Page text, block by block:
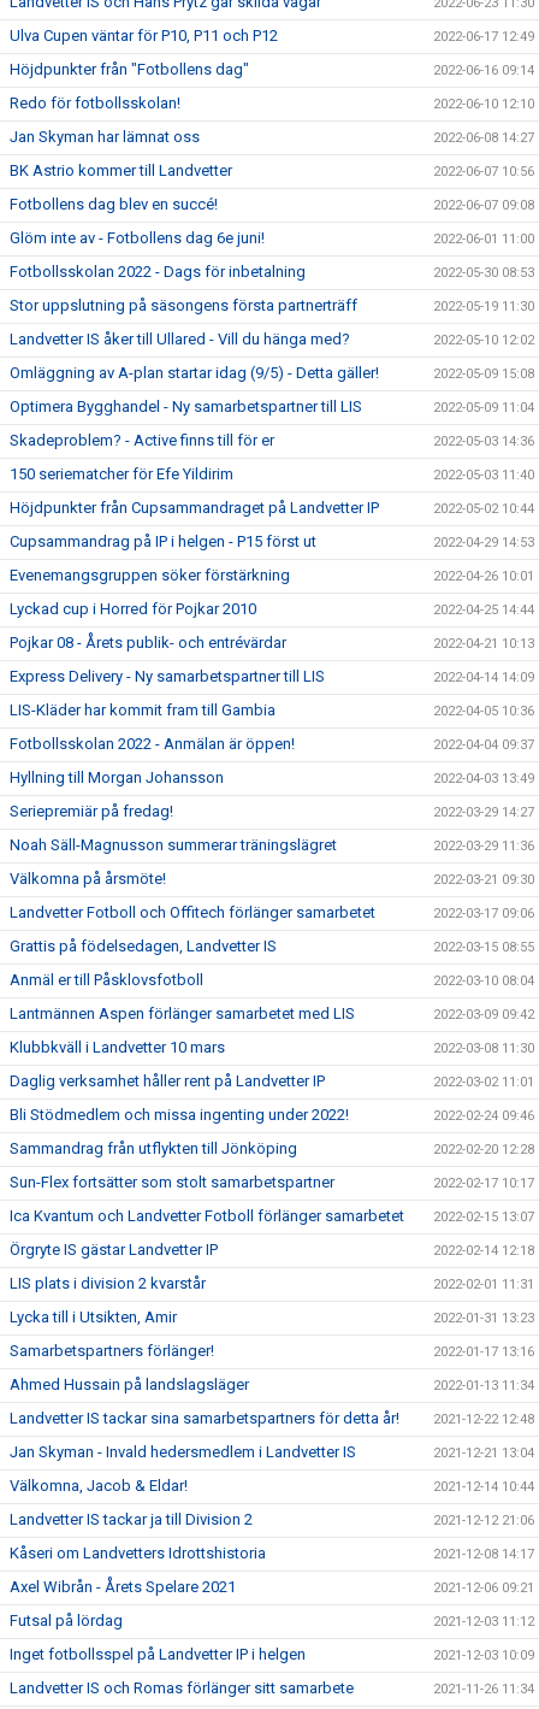
2022-06-23 11:30
Ulva Cupen väntar för P10, P11 och P12 2022-06-17 12:49
Höjdpunkter från "Fotbollens dag" 2022-06-16 09:14
Redo för fotbollsskolan! 2022-06-10 12:10
Jan Skyman har lämnat oss 2022-06-08 14:27
BK Astrio kommer till Landvetter 2022-06-07 10:56
Fotbollens dag blev en succé! 2022-06-07 09:08
Glöm inte av - Fotbollens dag 6e juni! 2022-06-01 11:00
Fotbollsskolan 2022 - Dags för inbetalning 2022-05-30 08:53
Stor uppslutning på säsongens första partnerträff 2022-05-19 11:30
Landvetter IS åker till Ullared - Vill du hänga med? 2022-05-10 12:02
Omläggning av A-plan startar idag (9/5) - Detta gäller! 2022-05-09 15:08
Optimera Bygghandel - Ny samarbetspartner till LIS 2022-05-09 11:04
Skadeproblem? - Active finns till för er 2022-05-03 14:36
150 seriematcher för Efe Yildirim 2022-05-03 11:40
Höjdpunkter från Cupsammandraget på Landvetter IP 2022-05-02 10:44
Cupsammandrag på IP i helgen - P15 först ut 2022-04-29 14:53
Evenemangsgruppen söker förstärkning 2022-04-26 10:01
Lyckad cup i Horred för Pojkar 2010 2022-04-25 14:44
Pojkar 08 - Årets publik- och entrévärdar 2022-04-21 10:13
Express Delivery - Ny samarbetspartner till LIS 2022-04-14 14:09
LIS-Kläder har kommit fram till Gambia 2022-04-05 10:36
Fotbollsskolan 2022 - Anmälan är öppen! 2022-04-04 09:37
Hyllning till Morgan Johansson 2022-04-03 13:49
Seriepremiär på fredag! 2022-03-29 14:27
Noah Säll-Magnusson summerar träningslägret 2022-03-29 11:36
Välkomna på årsmöte! 2022-03-21 09:30
Landvetter Fotboll och Offitech förlänger samarbetet 2022-03-17 09:06
Grattis på födelsedagen, Landvetter IS 2022-03-15 08:55
Anmäl er till Påsklovsfotboll 2022-03-10 08:04
Lantmännen Aspen förlänger samarbetet med LIS 2022-03-09 09:42
Klubbkväll i Landvetter 10 mars 2022-03-08 11:30
Daglig verksamhet håller rent på Landvetter IP 2022-03-02 11:01
Bli Stödmedlem och missa ingenting under 2022! 2022-02-24 09:46
Sammandrag från utflykten till Jönköping 2022-02-20 12:28
Sun-Flex fortsätter som stolt samarbetspartner 2022-02-17 10:17
Ica Kvantum och Landvetter Fotboll förlänger samarbetet 2022-02-15 13:07
Örgryte IS gästar Landvetter IP 2022-02-14 12:18
LIS plats i division 2 kvarstår 2022-02-01 11:31
Lycka till i Utsikten, Amir 2022-01-31 13:23
Samarbetspartners förlänger! 2022-01-17 13:16
Ahmed Hussain på landslagsläger 2022-01-13 11:34
Landvetter IS tackar sina samarbetspartners för detta år! 2021-12-22 12:48
Jan Skyman - Invald hedersmedlem i Landvetter IS 2021-12-21 13:04
Välkomna, Jacob & Eldar! 2021-12-14 10:44
Landvetter IS tackar ja till Division 2 2021-12-12 21:06
Kåseri om Landvetters Idrottshistoria 2021-12-08 14:17
Axel Wibrån - Årets Spelare 2021 2021-12-06 09:21
Futsal på lördag 2021-12-03 11:12
Inget fotbollsspel på Landvetter IP i helgen 2021-12-03 10:09
Landvetter IS och Romas förlänger sitt samarbete 2021-11-26 11:34